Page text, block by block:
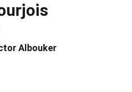
Albouker